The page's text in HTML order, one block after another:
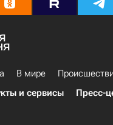
В мире
и сервисы Пресс-